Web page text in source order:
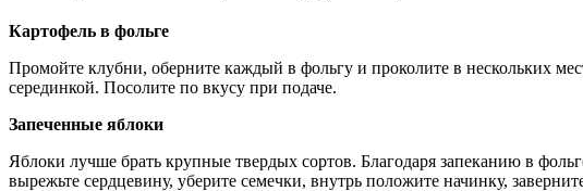
Картофель в фольге
Промойте клубни, оберните каждый в фольгу и проколите в нескольких
серединкой. Посолите по вкусу при подаче.
Запеченные яблоки
Яблоки лучше брать крупные твердых сортов. Благодаря запеканию в
вырежьте сердцевину, уберите семечки, внутрь положите начинку,